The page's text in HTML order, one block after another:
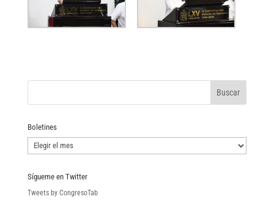
Boletines
Boletines
Sígueme en Twitter
Tweets by CongresoTab